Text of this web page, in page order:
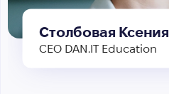
Столбовая Ксения
CEO DAN.IT Education